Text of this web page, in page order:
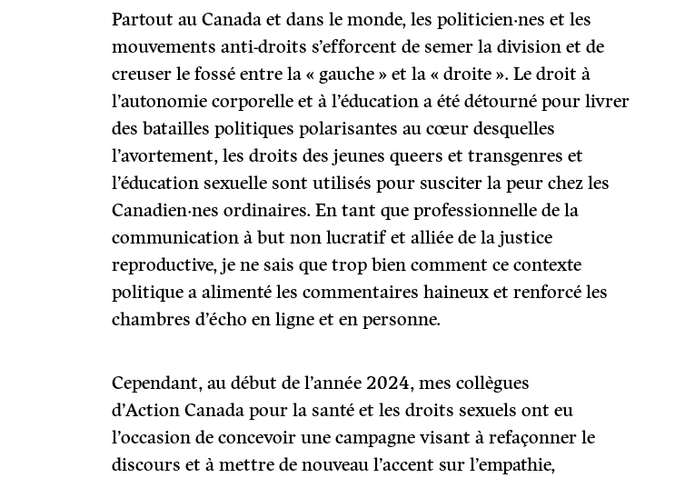
Partout au Canada et dans le monde, les politicien·nes et les
mouvements anti-droits s’efforcent de semer la division et de
creuser le fossé entre la « gauche » et la « droite ». Le droit à
l’autonomie corporelle et à l’éducation a été détourné pour livrer
des batailles politiques polarisantes au cœur desquelles
l’avortement, les droits des jeunes queers et transgenres et
l’éducation sexuelle sont utilisés pour susciter la peur chez les
Canadien·nes ordinaires. En tant que professionnelle de la
communication à but non lucratif et alliée de la justice
reproductive, je ne sais que trop bien comment ce contexte
politique a alimenté les commentaires haineux et renforcé les
chambres d’écho en ligne et en personne.
Cependant, au début de l’année 2024, mes collègues
d’Action Canada pour la santé et les droits sexuels ont eu
l’occasion de concevoir une campagne visant à refaçonner le
discours et à mettre de nouveau l’accent sur l’empathie,